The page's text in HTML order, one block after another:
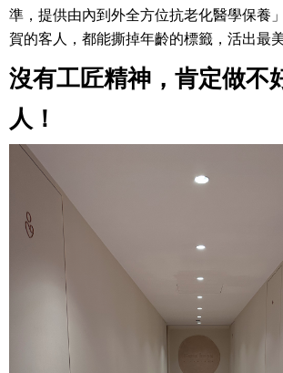
準，提供由內到外全方位抗老化醫學保養
賀的客人，都能撕掉年齡的標籤，活出最
沒有工匠精神，肯定做不
人！